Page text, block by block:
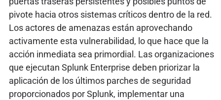
pivote hacia otros sistemas críticos dentro de la red.
Los actores de amenazas están aprovechando
activamente esta vulnerabilidad, lo que hace que la
acción inmediata sea primordial. Las organizaciones
que ejecutan Splunk Enterprise deben priorizar la
aplicación de los últimos parches de seguridad
proporcionados por Splunk, implementar una